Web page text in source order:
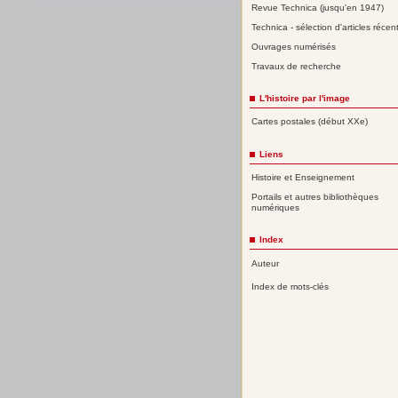
Revue Technica (jusqu'en 1947)
Technica - sélection d'articles
Ouvrages numérisés
Travaux de recherche
L'histoire par l'image
Cartes postales (début XXe)
Liens
Histoire et Enseignement
Portails et autres bibliothèques
numériques
Index
Auteur
Index de mots-clés